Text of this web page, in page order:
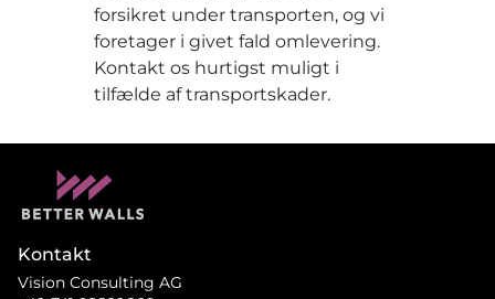
forsikret under transporten, og vi
foretager i givet fald omlevering.
Kontakt os hurtigst muligt i
tilfælde af transportskader.
Kontakt
Vision Consulting AG